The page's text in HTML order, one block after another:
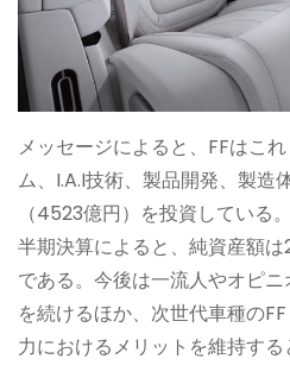
メッセージによると、FFはこ
ム、I.A.I技術、製品開発、製造
（4523億円）を投資している
半期決算によると、純資産額は
である。今後は一流人やオピ
を続けるほか、次世代車種の
力におけるメリットを維持する